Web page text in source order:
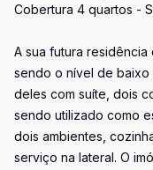
Cobertura 4 quartos -
A sua futura
sendo o nível de baixo
deles com suíte, dois
sendo utilizado como
dois ambientes,
serviço na lateral. O